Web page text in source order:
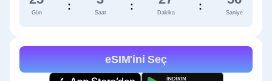
Gün
:
Saat
:
Dakika
:
Saniye
eSIM'ini Seç